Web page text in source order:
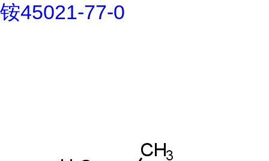
铵45021-77-0